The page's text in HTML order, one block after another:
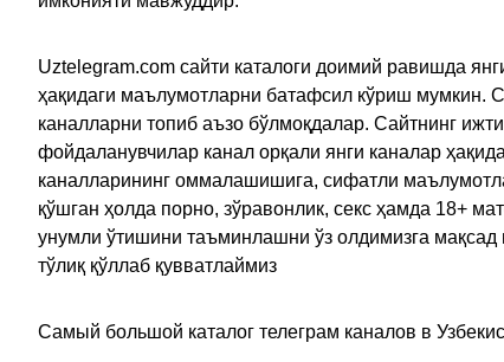
Uztelegram.com сайти каталоги доимий равишда
ҳақидаги маълумотларни батафсил кўриш мумкин.
каналларни топиб аъзо бўлмоқдалар. Сайтнинг
фойдаланувчилар канал орқали янги каналар
каналларининг оммалашишига, сифатли
қўшган ҳолда порно, зўравонлик, секс ҳамда 18+
унумли ўтишини таъминлашни ўз олдимизга
тўлиқ қўллаб қувватлаймиз
Самый большой каталог телеграм каналов в